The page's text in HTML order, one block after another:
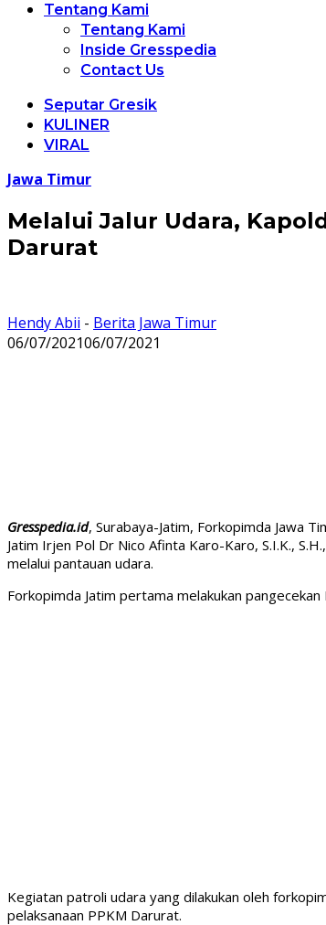
Tentang Kami
Tentang Kami
Inside Gresspedia
Contact Us
Seputar Gresik
KULINER
VIRAL
Jawa Timur
Melalui Jalur Udara,
Darurat
Hendy Abii - Berita Jawa Timur
06/07/202106/07/2021
Gresspedia.id, Surabaya-Jatim, Forkopimda Jawa
Jatim Irjen Pol Dr Nico Afinta Karo-Karo, S.I.K.,
melalui pantauan udara.
Forkopimda Jatim pertama melakukan
Kegiatan patroli udara yang dilakukan oleh
pelaksanaan PPKM Darurat.